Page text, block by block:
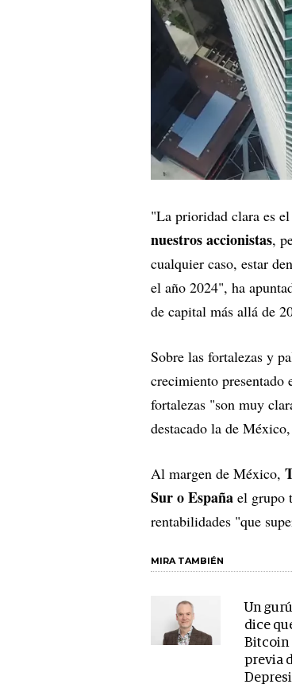
"La prioridad clara es el
nuestros accionistas,
cualquier caso, estar
el año 2024", ha
de capital más allá de
Sobre las fortalezas y
crecimiento presentado
fortalezas "son muy
destacado la de
Al margen de México,
Sur o España el grupo
rentabilidades "que
MIRA TAMBIÉN
Un
dice
Bitcoin
previa